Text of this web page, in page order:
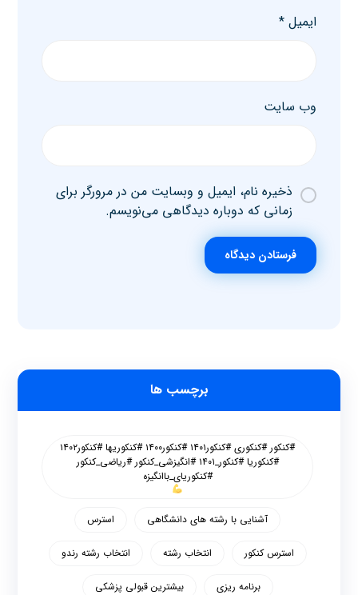
ایمیل*
وب‌ سایت
ذخیره نام، ایمیل و وبسایت من در مرورگر برای
زمانی که دوباره دیدگاهی می‌نویسم.
فرستادن دیدگاه
برچسب ها
#کنکور #کنکوری #کنکور۱۴۰۱ #کنکور۱۴۰۰ #کنکوریها #کنکور۱۴۰۲
#کنکوریا #کنکور_۱۴۰۱ #انگیزشی_کنکور #ریاضی_کنکور
#کنکوریای_باانگیزه
آشنایی با رشته های دانشگاهی استرس
استرس کنکور انتخاب رشته انتخاب رشته رندو
برنامه ریزی بیشترین قبولی پزشکی